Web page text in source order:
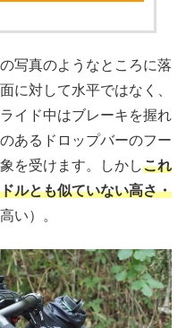
写真のようなところに落
に対して水平ではなく、
イド中はブレーキを握れ
あるドロップバーのフー
を受けます。しかしこれ
ルとも似ていない高さ・
い）。